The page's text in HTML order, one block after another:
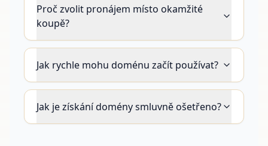
Proč zvolit pronájem místo okamžité
koupě?
Jak rychle mohu doménu začít používat?
Jak je získání domény smluvně ošetřeno?